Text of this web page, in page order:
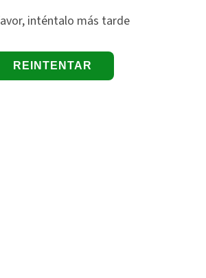
inténtalo más tarde
REINTENTAR